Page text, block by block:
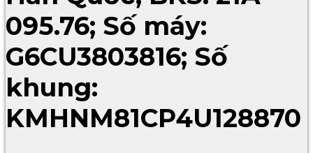
095.76; Số máy:
G6CU3803816; Số
khung:
KMHNM81CP4U128870